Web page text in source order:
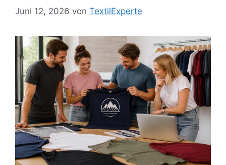
Juni 12, 2026 von TextilExperte